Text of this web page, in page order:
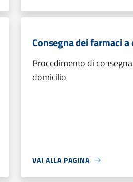
Consegna dei farmaci
Procedimento di
domicilio
VAI ALLA PAGINA